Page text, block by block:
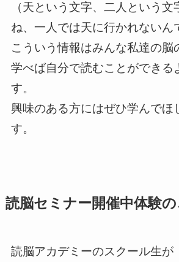
（天という文字、二人という文
ね、一人では天に行かれないん
こういう情報はみんな私達の脳
学べば自分で読むことができる
す。
興味のある方にはぜひ学んでほ
す。
読脳セミナー開催中体験
読脳アカデミーのスクール生が